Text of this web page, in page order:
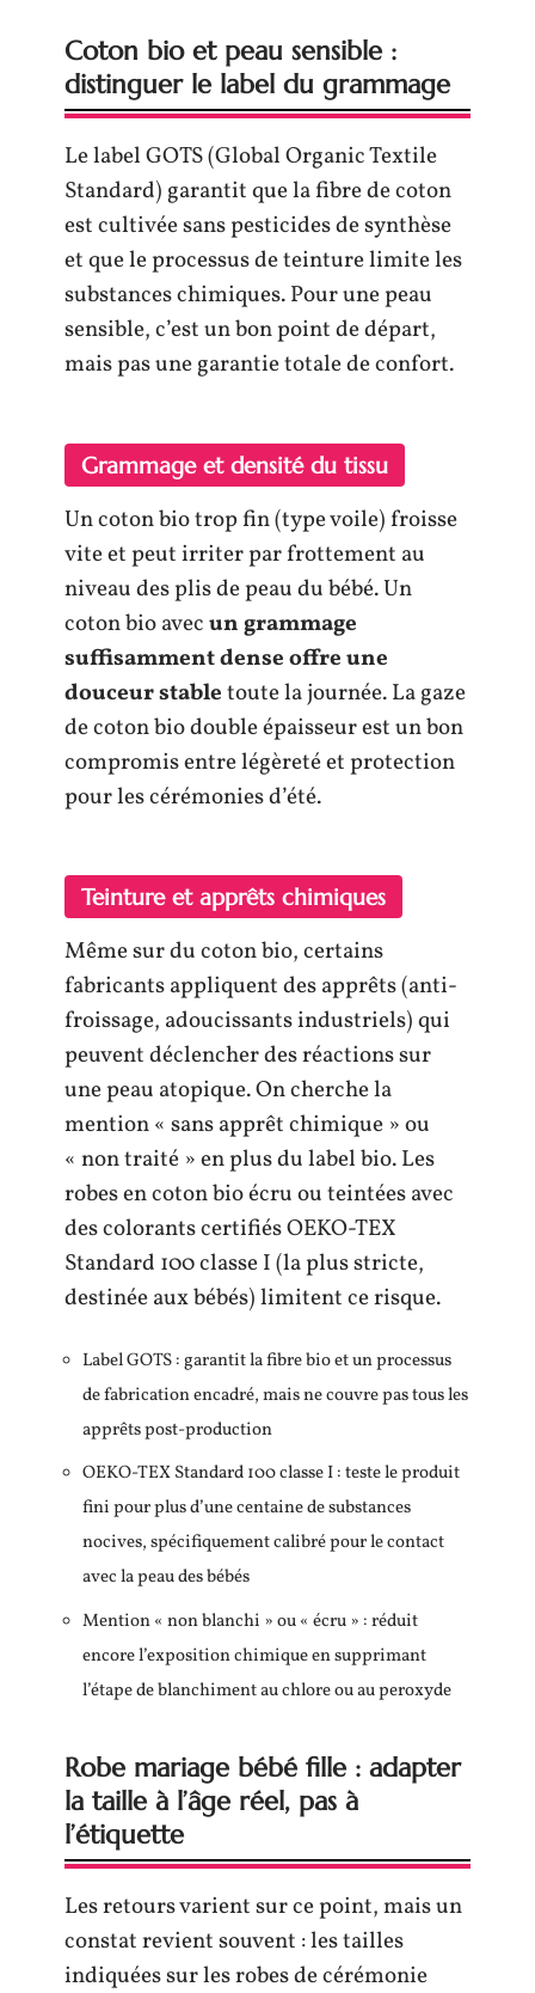
Coton bio et peau sensible :
distinguer le label du grammage
Le label GOTS (Global Organic Textile
Standard) garantit que la fibre de coton
est cultivée sans pesticides de synthèse
et que le processus de teinture limite les
substances chimiques. Pour une peau
sensible, c’est un bon point de départ,
mais pas une garantie totale de confort.
Grammage et densité du tissu
Un coton bio trop fin (type voile) froisse
vite et peut irriter par frottement au
niveau des plis de peau du bébé. Un
coton bio avecun grammage
suffisamment dense offre une
douceur stabletoute la journée. La gaze
de coton bio double épaisseur est un bon
compromis entre légèreté et protection
pour les cérémonies d’été.
Teinture et apprêts chimiques
Même sur du coton bio, certains
fabricants appliquent des apprêts (anti-
froissage, adoucissants industriels) qui
peuvent déclencher des réactions sur
une peau atopique. On cherche la
mention « sans apprêt chimique » ou
« non traité » en plus du label bio. Les
robes en coton bio écru ou teintées avec
des colorants certifiés OEKO-TEX
Standard 100 classe I (la plus stricte,
destinée aux bébés) limitent ce risque.
Label GOTS : garantit la fibre bio et un processus
de fabrication encadré, mais ne couvre pas tous les
apprêts post-production
OEKO-TEX Standard 100 classe I : teste le produit
fini pour plus d’une centaine de substances
nocives, spécifiquement calibré pour le contact
avec la peau des bébés
Mention « non blanchi » ou « écru » : réduit
encore l’exposition chimique en supprimant
l’étape de blanchiment au chlore ou au peroxyde
Robe mariage bébé fille : adapter
la taille à l’âge réel, pas à
l’étiquette
Les retours varient sur ce point, mais un
constat revient souvent : les tailles
indiquées sur les robes de cérémonie